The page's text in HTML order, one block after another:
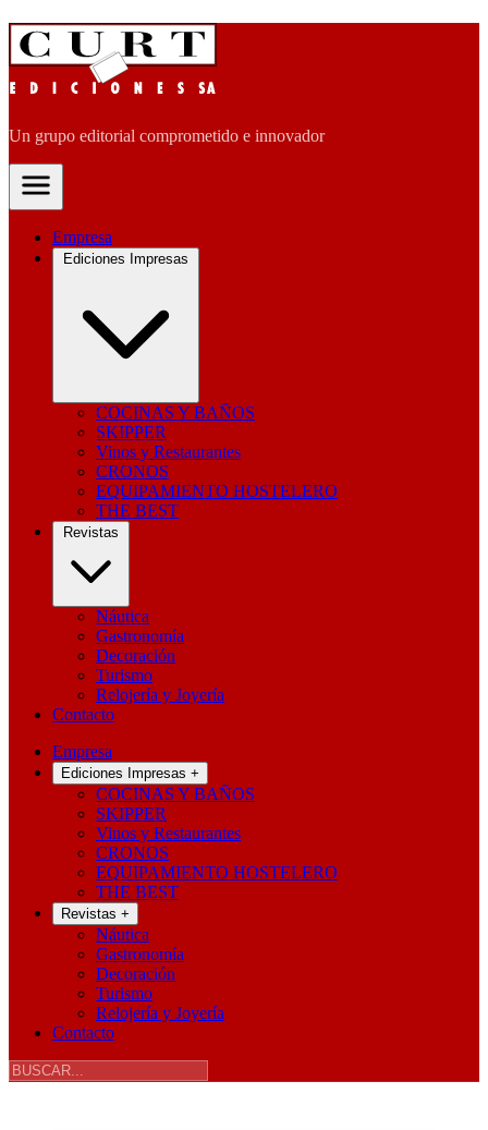
Un grupo editorial comprometido e innovador
Empresa
Ediciones Impresas
COCINAS Y BAÑOS
SKIPPER
Vinos y Restaurantes
CRONOS
EQUIPAMIENTO HOSTELERO
THE BEST
Revistas
Náutica
Gastronomía
Decoración
Turismo
Relojería y Joyería
Contacto
Empresa
Ediciones Impresas +
COCINAS Y BAÑOS
SKIPPER
Vinos y Restaurantes
CRONOS
EQUIPAMIENTO HOSTELERO
THE BEST
Revistas +
Náutica
Gastronomía
Decoración
Turismo
Relojería y Joyería
Contacto